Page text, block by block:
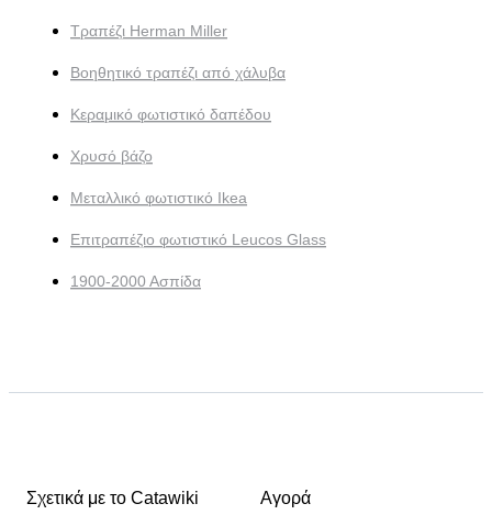
Τραπέζι Herman Miller
Βοηθητικό τραπέζι από χάλυβα
Κεραμικό φωτιστικό δαπέδου
Χρυσό βάζο
Μεταλλικό φωτιστικό Ikea
Επιτραπέζιο φωτιστικό Leucos Glass
1900-2000 Ασπίδα
Σχετικά με το Catawiki Αγορά